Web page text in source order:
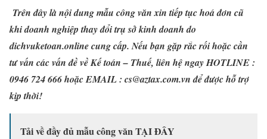
Trên đây là nội dung mẫu công văn xin tiếp tục hoá đơn cũ
khi doanh nghiệp thay đổi trụ sở kinh doanh do
dichvuketoan.onlinecung cấp. Nếu bạn gặp rắc rối hoặc cần
tư vấn các vấn đề về Kế toán – Thuế, liên hệ ngayHOTLINE :
0946 724 666 hoặc EMAIL : cs@aztax.com.vnđể được hỗ trợ
kịp thời!
Tải về đầy đủ mẫu công vănTẠI ĐÂY